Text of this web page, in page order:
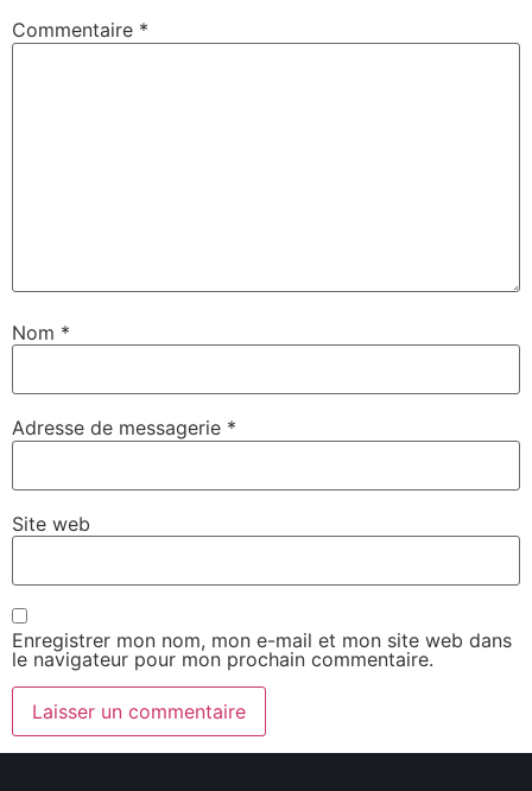
Commentaire *
Nom *
Adresse de messagerie *
Site web
Enregistrer mon nom, mon e-mail et mon site web dans
le navigateur pour mon prochain commentaire.